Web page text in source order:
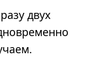
двух